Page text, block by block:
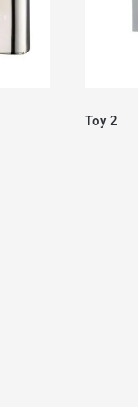
Toy 2